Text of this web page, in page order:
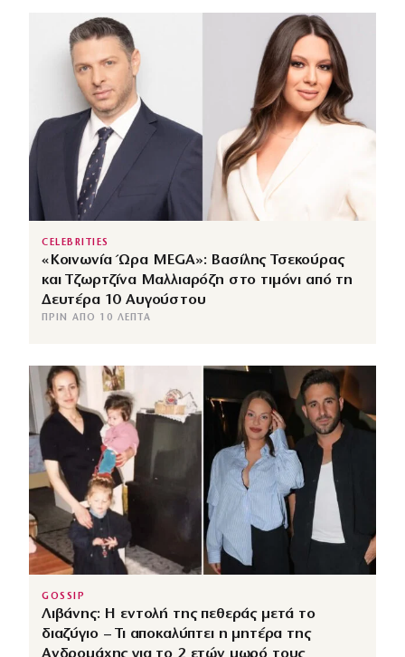
CELEBRITIES
«Κοινωνία Ώρα MEGA»: Βασίλης Τσεκούρας
και Τζωρτζίνα Μαλλιαρόζη στο τιμόνι από τη
Δευτέρα 10 Αυγούστου
ΠΡΙΝ ΑΠΌ 10 ΛΕΠΤΆ
GOSSIP
Λιβάνης: Η εντολή της πεθεράς μετά το
διαζύγιο – Τι αποκαλύπτει η μητέρα της
Ανδρομάχης για το 2 ετών μωρό τους